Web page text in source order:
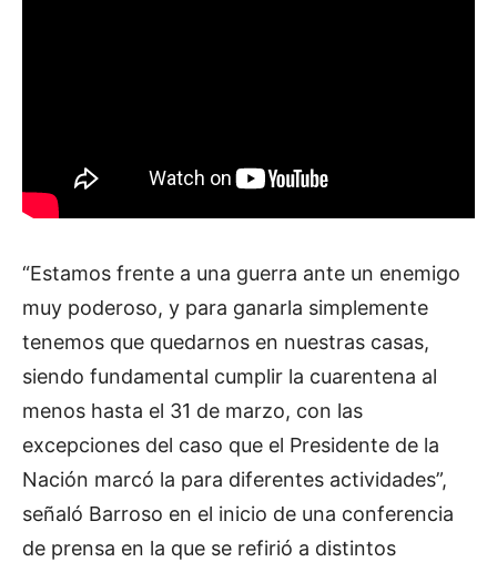
“Estamos frente a una guerra ante un enemigo
muy poderoso, y para ganarla simplemente
tenemos que quedarnos en nuestras casas,
siendo fundamental cumplir la cuarentena al
menos hasta el 31 de marzo, con las
excepciones del caso que el Presidente de la
Nación marcó la para diferentes actividades”,
señaló Barroso en el inicio de una conferencia
de prensa en la que se refirió a distintos